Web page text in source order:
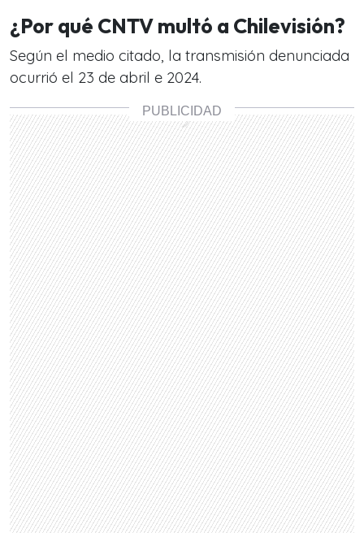
¿Por qué CNTV multó a Chilevisión?
Según el medio citado, la transmisión denunciada
ocurrió el 23 de abril e 2024.